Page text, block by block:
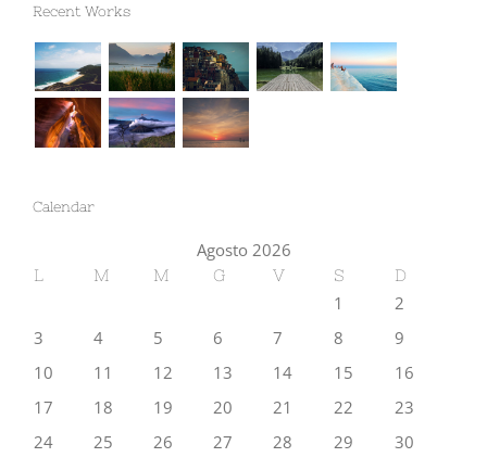
Recent Works
Calendar
Agosto 2026
L M M G V S D
1
2
3
4 5 6 7 8
9
10
11 12 13 14 15
16
17
18 19 20 21 22
23
24
25 26 27 28 29
30